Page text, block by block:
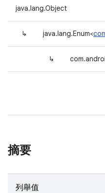
java.lang.Object
↳ java.lang.Enum<
↳
摘要
列舉值